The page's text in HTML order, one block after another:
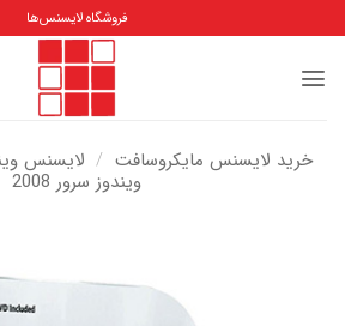
content
فروشگاه لایسنس‌ها
خرید لایسنس مایکروسافت / لایسنس
ویندوز سرور 2008